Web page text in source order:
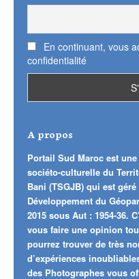
En continuant, vous
confidentialité
A propos
Portail Sud Maroc est
sociéto-culturelle du
Bani (TSGJB) qui est
Développement du
2015 sous Aut : 1954-36.
vous faire une opinion
pourrez trouver de très
d’expériences
des Photographes vous